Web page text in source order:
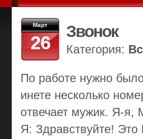
Март
26
Звонок
Категория:
По работе нужно
инете несколько
отвечает мужик. Я-
Я: Здравствуйте!